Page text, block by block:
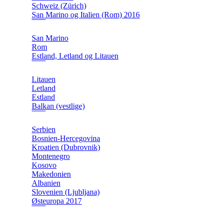
Schweiz (Zürich)
San Marino og Italien (Rom) 2016
San Marino
Rom
Estland, Letland og Litauen
Litauen
Letland
Estland
Balkan (vestlige)
Serbien
Bosnien-Hercegovina
Kroatien (Dubrovnik)
Montenegro
Kosovo
Makedonien
Albanien
Slovenien (Ljubljana)
Østeuropa 2017